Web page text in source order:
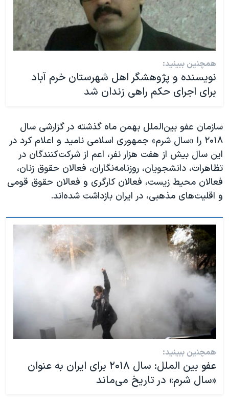
همچنین ببینید:
نویسنده و پژوهشگر اهل شهرستان خرم آباد
برای اجرای حکم راهی زندان شد
سازمان عفو بین‌الملل بهمن ماه گذشته در گزارشی سال
۲۰۱۸ را «سال شرم» جمهوری اسلامی نامید و اعلام کرد در
این سال بیش از هفت هزار نفر، اعم از شرکت‌کنندگان در
تظاهرات، دانشجویان، روزنامه‌نگاران، فعالان حقوق زنان،
فعالان محیط زیست، فعالان کارگری و فعالان حقوق قومی
و اقلیت‌های مذهبی، در ایران بازداشت شده‌اند.
همچنین ببینید:
عفو بین الملل: سال ۲۰۱۸ برای ایران به عنوان
«سال شرم» در تاریخ می‌ماند